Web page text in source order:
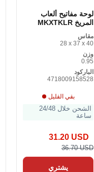
لوحة مفاتيح ألعاب
المريخ MKXTKLR
مقاس
28 x 37 x 40
وزن
0.95
الباركود
4718009158528
بقي القليل
الشحن خلال 24/48
ساعة
31.20 USD
36.70 USD
يشتري